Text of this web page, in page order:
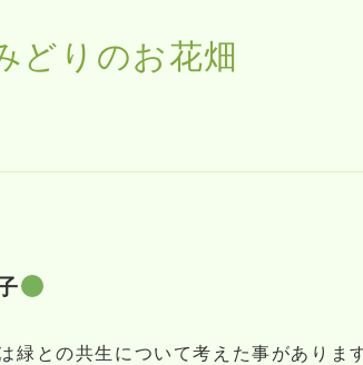
どりのお花畑
緑との共生について考えた事がありま